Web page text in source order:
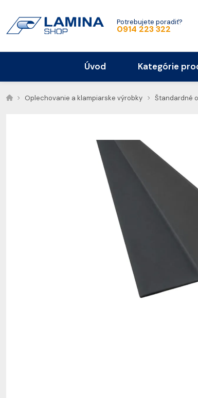
Potrebujete poradiť?
0914 223 322
Úvod Kategórie
Oplechovanie a klampiarske výrobky Štandardné